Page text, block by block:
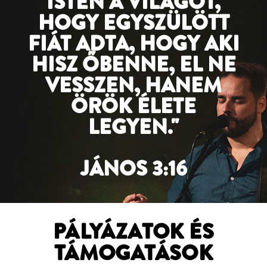
HOGY EGYSZÜLÖTT
FIÁT ADTA, HOGY AKI
HISZ ŐBENNE, EL NE
VESSZEN, HANEM
ÖRÖK ÉLETE
LEGYEN."
JÁNOS 3:16
PÁLYÁZATOK ÉS
TÁMOGATÁSOK